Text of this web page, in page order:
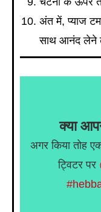
अंत में, प्याज
साथ आनंद लेने
क्या
अगर किया तोह
ट्विटर पर